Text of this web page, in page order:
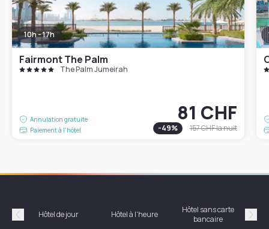
10h - 17h
Fairmont The Palm
The Palm Jumeirah
Annulation gratuite
Paiement à l'hôtel
81 CHF
-49% 157 CHFla nuit
Précédent
Hôtel de jour Hôtel à l'heure
Hôtel sans carte
bancaire